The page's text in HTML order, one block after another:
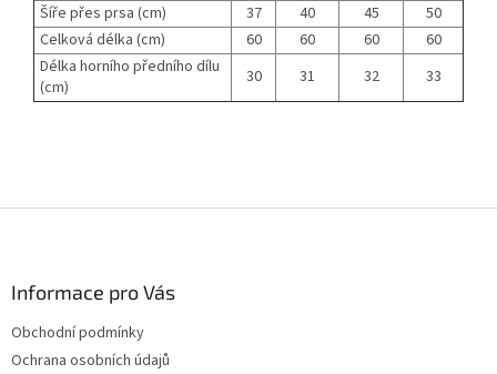
Šíře přes prsa (cm)
37 40 45
50
Celková délka (cm)
60 60 60
60
Délka horního předního dílu
(cm)
30 31 32 33
Informace pro Vás
Obchodní podmínky
Ochrana osobních údajů